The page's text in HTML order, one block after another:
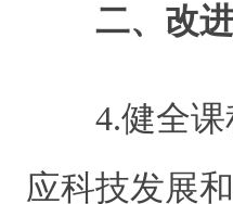
二、改
4.健全
应科技发展